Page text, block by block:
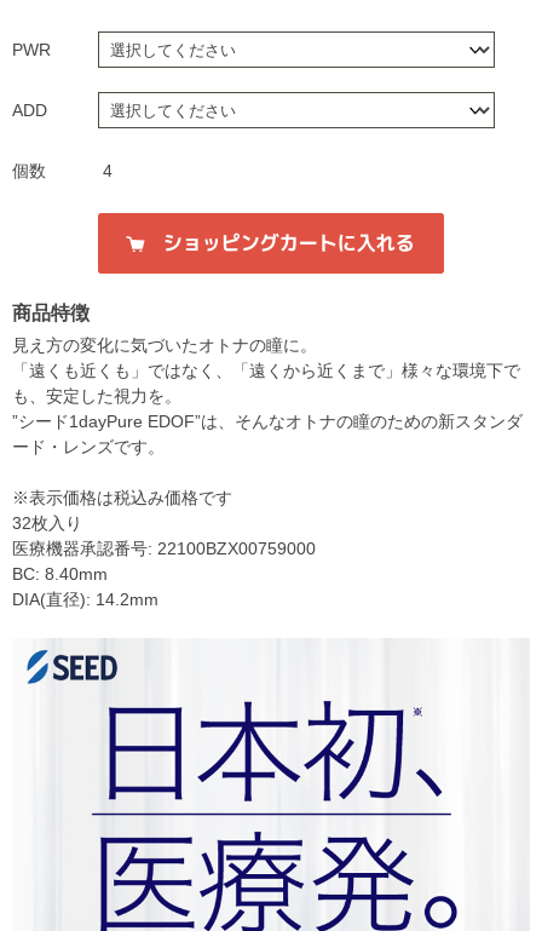
PWR
ADD
個数 4
商品特徴
見え方の変化に気づいたオトナの瞳に。
「遠くも近くも」ではなく、「遠くから近くまで」様々な環境下で
も、安定した視力を。
”シード1dayPure EDOF”は、そんなオトナの瞳のための新スタンダ
ード・レンズです。
※表示価格は税込み価格です
32枚入り
医療機器承認番号: 22100BZX00759000
BC: 8.40mm
DIA(直径): 14.2mm